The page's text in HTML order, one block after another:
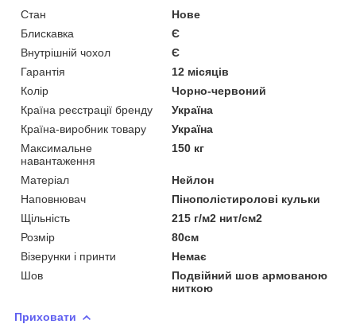
Cтан
Нове
Блискавка
Є
Внутрішній чохол
Є
Гарантія
12 місяців
Колір
Чорно-червоний
Країна реєстрації бренду
Україна
Країна-виробник товару
Україна
Максимальне
навантаження
150 кг
Матеріал
Нейлон
Наповнювач
Пінополістиролові кульки
Щільність
215 г/м2 нит/см2
Розмір
80см
Візерунки і принти
Немає
Шов
Подвійний шов армованою
ниткою
Приховати